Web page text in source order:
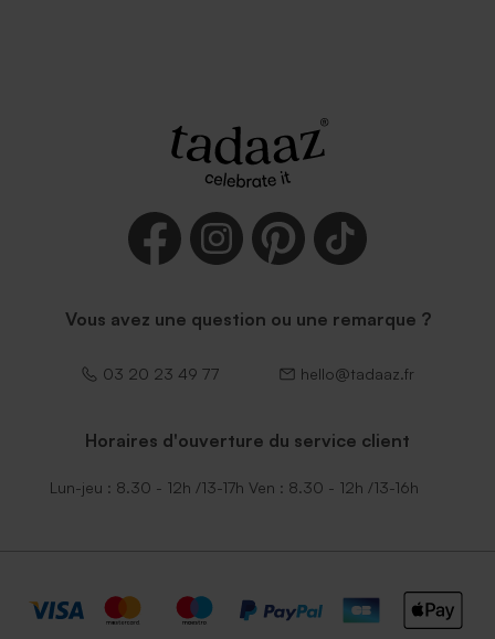
Vous avez une question ou une remarque ?
03 20 23 49 77 hello@tadaaz.fr
Horaires d'ouverture du service client
Lun-jeu : 8.30 - 12h /13-17h Ven : 8.30 - 12h /13-16h